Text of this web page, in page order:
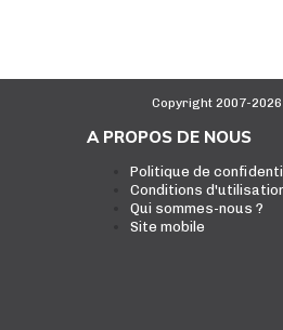
Copyright 2007-
A PROPOS DE NOUS
Politique de
Conditions
Qui sommes-nous ?
Site mobile